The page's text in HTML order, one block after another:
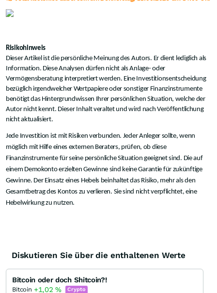
Risikohinweis
Dieser Artikel ist die persönliche Meinung des Autors. Er dient lediglich als
Information. Diese Analysen dürfen nicht als Anlage- oder
Vermögensberatung interpretiert werden. Eine Investitionsentscheidung
bezüglich irgendwelcher Wertpapiere oder sonstiger Finanzinstrumente
benötigt das Hintergrundwissen Ihrer persönlichen Situation, welche der
Autor nicht kennt. Dieser Inhalt veraltet und wird nach Veröffentlichung
nicht aktualisiert.
Jede Investition ist mit Risiken verbunden. Jeder Anleger sollte, wenn
möglich mit Hilfe eines externen Beraters, prüfen, ob diese
Finanzinstrumente für seine persönliche Situation geeignet sind. Die auf
einem Demokonto erzielten Gewinne sind keine Garantie für zukünftige
Gewinne. Der Einsatz eines Hebels beinhaltet das Risiko, mehr als den
Gesamtbetrag des Kontos zu verlieren. Sie sind nicht verpflichtet, eine
Hebelwirkung zu nutzen.
Diskutieren Sie über die enthaltenen Werte
Bitcoin oder doch Shitcoin?!
Bitcoin +1,02% Crypto